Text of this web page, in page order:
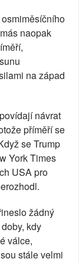
naopak
na západ
návrat
příměří se
se Trump
York Times
USA pro
žádný
kdy
válce,
stále velmi